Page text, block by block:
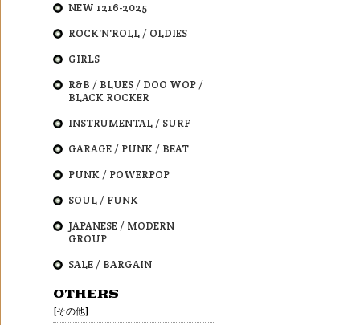
NEW 1216-2025
ROCK'N'ROLL / OLDIES
GIRLS
R&B / BLUES / DOO WOP /
BLACK ROCKER
INSTRUMENTAL / SURF
GARAGE / PUNK / BEAT
PUNK / POWERPOP
SOUL / FUNK
JAPANESE / MODERN
GROUP
SALE / BARGAIN
OTHERS
[その他]